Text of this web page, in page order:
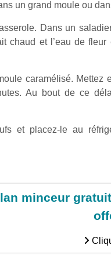
un grand moule ou
Dans un
chaud et l’eau de fleur
caramélisé. Mettez
Au bout de ce
et placez-le au
minceur